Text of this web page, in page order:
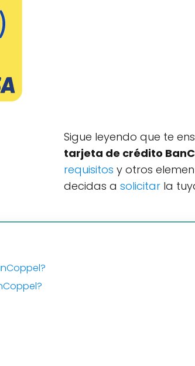
Sigue leyendo que te
tarjeta de crédito
requisitos y otros
decidas a solicitar la